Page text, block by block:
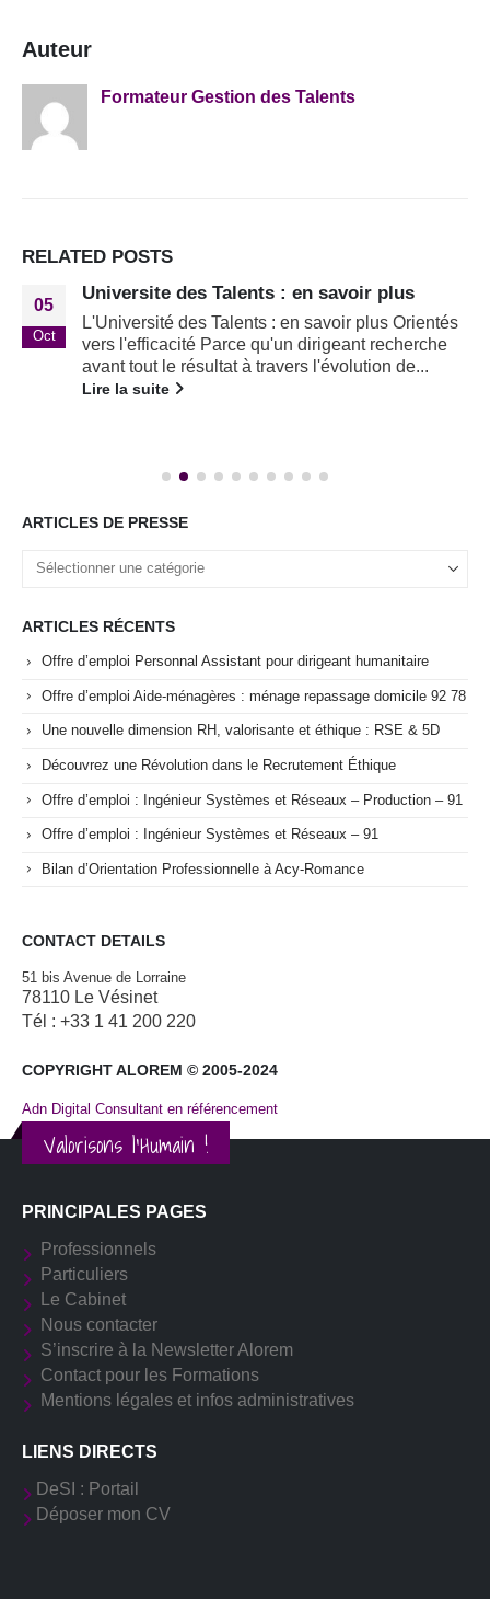
Auteur
Formateur Gestion des Talents
RELATED POSTS
05
Oct
Universite des Talents : en savoir plus
L'Université des Talents : en savoir plus Orientés
vers l'efficacité Parce qu'un dirigeant recherche
avant tout le résultat à travers l'évolution de...
Lire la suite
ARTICLES DE PRESSE
ARTICLES RÉCENTS
Offre d’emploi Personnal Assistant pour dirigeant humanitaire
Offre d’emploi Aide-ménagères : ménage repassage domicile 92 78
Une nouvelle dimension RH, valorisante et éthique : RSE & 5D
Découvrez une Révolution dans le Recrutement Éthique
Offre d’emploi : Ingénieur Systèmes et Réseaux – Production – 91
Offre d’emploi : Ingénieur Systèmes et Réseaux – 91
Bilan d’Orientation Professionnelle à Acy-Romance
CONTACT DETAILS
51 bis Avenue de Lorraine
78110 Le Vésinet
Tél : +33 1 41 200 220
COPYRIGHT ALOREM © 2005-2024
Adn Digital Consultant en référencement
Valorisons l'Humain !
PRINCIPALES PAGES
Professionnels
Particuliers
Le Cabinet
Nous contacter
S’inscrire à la Newsletter Alorem
Contact pour les Formations
Mentions légales et infos administratives
LIENS DIRECTS
DeSI : Portail
Déposer mon CV